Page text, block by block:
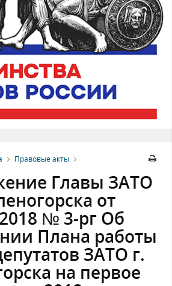
Правовые акты
Главы ЗАТО
от
№ 3-рг Об
Плана работы
ЗАТО г.
на первое